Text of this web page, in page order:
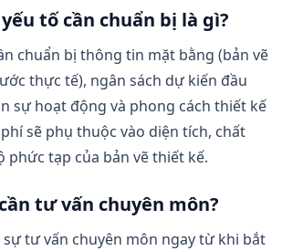
tố cần chuẩn bị là gì?
chuẩn bị thông tin mặt bằng (bản vẽ
thực tế), ngân sách dự kiến đầu
sự hoạt động và phong cách thiết kế
sẽ phụ thuộc vào diện tích, chất
phức tạp của bản vẽ thiết kế.
tư vấn chuyên môn?
sự tư vấn chuyên môn ngay từ khi bắt